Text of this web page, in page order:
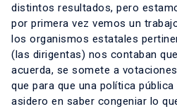
distintos resultados, pero
por primera vez vemos un
los organismos estatales
(las dirigentas) nos contaban
acuerda, se somete a
que para que una política
asidero en saber congeniar lo